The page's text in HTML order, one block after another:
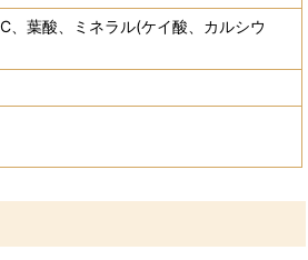
、葉酸、ミネラル(ケイ酸、カルシウ